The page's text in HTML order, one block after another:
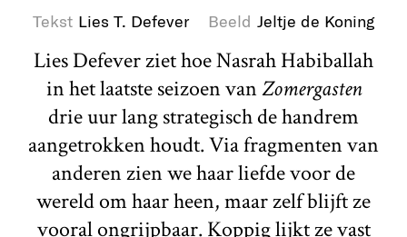
Tekst Lies T. Defever Beeld Jeltje de Koning
Lies Defever ziet hoe Nasrah Habiballah
in het laatste seizoen vanZomergasten
drie uur lang strategisch de handrem
aangetrokken houdt. Via fragmenten van
anderen zien we haar liefde voor de
wereld om haar heen, maar zelf blijft ze
vooral ongrijpbaar. Koppig lijkt ze vast